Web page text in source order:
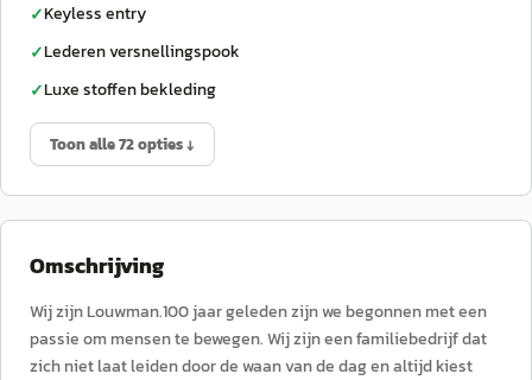
✓Keyless entry
✓Lederen versnellingspook
✓Luxe stoffen bekleding
Toon alle 72 opties ↓
Omschrijving
Wij zijn Louwman.100 jaar geleden zijn we begonnen met een
passie om mensen te bewegen. Wij zijn een familiebedrijf dat
zich niet laat leiden door de waan van de dag en altijd kiest